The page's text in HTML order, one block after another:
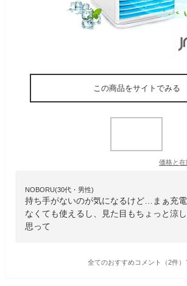
この商品をサイトでみる
価格と在
NOBORU(30代・男性)
持ち手がないのが気になるけど…まぁ充
なくても使えるし、見た目もちょっと涼
思って
全てのおすすめコメント（2件）